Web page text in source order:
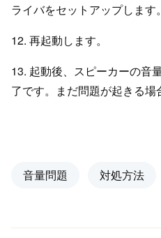
ライバをセットアップします。
12. 再起動します。
13. 起動後、スピーカーの音
了です。まだ問題が起きる場
音量問題 対処方法